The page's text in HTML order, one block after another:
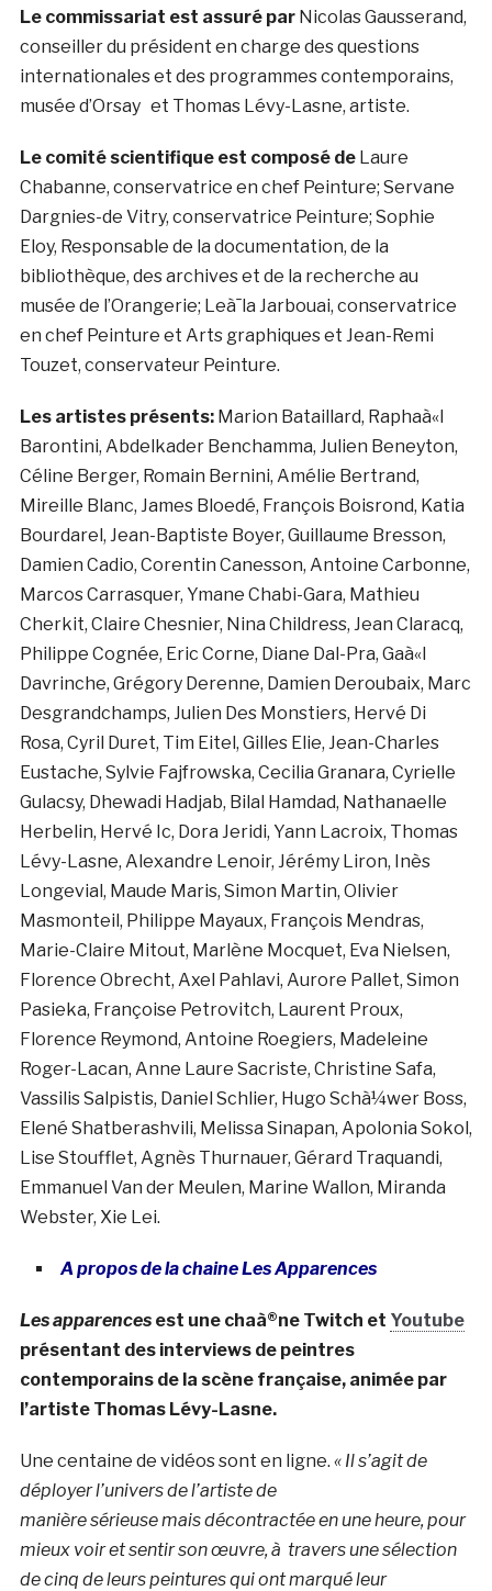
Le commissariat est assuré parNicolas Gausserand,
conseiller du président en charge des questions
internationales et des programmes contemporains,
musée d’Orsay et Thomas Lévy-Lasne, artiste.
Le comité scientifique est composé deLaure
Chabanne, conservatrice en chef Peinture; Servane
Dargnies-de Vitry, conservatrice Peinture; Sophie
Eloy, Responsable de la documentation, de la
bibliothèque, des archives et de la recherche au
musée de l’Orangerie; Leà¯la Jarbouai, conservatrice
en chef Peinture et Arts graphiques et Jean-Remi
Touzet, conservateur Peinture.
Les artistes présents:Marion Bataillard, Raphaà«l
Barontini, Abdelkader Benchamma, Julien Beneyton,
Céline Berger, Romain Bernini, Amélie Bertrand,
Mireille Blanc, James Bloedé, François Boisrond, Katia
Bourdarel, Jean-Baptiste Boyer, Guillaume Bresson,
Damien Cadio, Corentin Canesson, Antoine Carbonne,
Marcos Carrasquer, Ymane Chabi-Gara, Mathieu
Cherkit, Claire Chesnier, Nina Childress, Jean Claracq,
Philippe Cognée, Eric Corne, Diane Dal-Pra, Gaà«l
Davrinche, Grégory Derenne, Damien Deroubaix, Marc
Desgrandchamps, Julien Des Monstiers, Hervé Di
Rosa, Cyril Duret, Tim Eitel, Gilles Elie, Jean-Charles
Eustache, Sylvie Fajfrowska, Cecilia Granara, Cyrielle
Gulacsy, Dhewadi Hadjab, Bilal Hamdad, Nathanaelle
Herbelin, Hervé Ic, Dora Jeridi, Yann Lacroix, Thomas
Lévy-Lasne, Alexandre Lenoir, Jérémy Liron, Inès
Longevial, Maude Maris, Simon Martin, Olivier
Masmonteil, Philippe Mayaux, François Mendras,
Marie-Claire Mitout, Marlène Mocquet, Eva Nielsen,
Florence Obrecht, Axel Pahlavi, Aurore Pallet, Simon
Pasieka, Françoise Petrovitch, Laurent Proux,
Florence Reymond, Antoine Roegiers, Madeleine
Roger-Lacan, Anne Laure Sacriste, Christine Safa,
Vassilis Salpistis, Daniel Schlier, Hugo Schà¼wer Boss,
Elené Shatberashvili, Melissa Sinapan, Apolonia Sokol,
Lise Stoufflet, Agnès Thurnauer, Gérard Traquandi,
Emmanuel Van der Meulen, Marine Wallon, Miranda
Webster, Xie Lei.
A propos de la chaine Les Apparences
Les apparencesest une chaà®ne Twitch et Youtube
présentant des interviews de peintres
contemporains de la scène française, animée par
l’artiste Thomas Lévy-Lasne.
Une centaine de vidéos sont en ligne. « Il s’agit de
déployer l’univers de l’artiste de
manière sérieuse mais décontractée en une heure, pour
mieux voir et sentir son œuvre, à travers une sélection
de cinq de leurs peintures qui ont marqué leur